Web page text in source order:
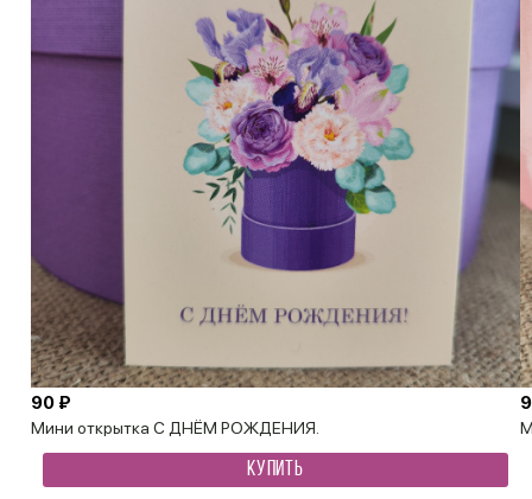
Мини открытка С ДНЁМ РОЖДЕНИЯ.
90 ₽
КУПИТЬ